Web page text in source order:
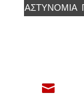
ΑΣΤΥΝΟΜΊΑ